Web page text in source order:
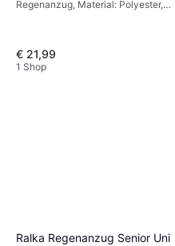
Wetterfest
Regenanzug, Material: Polyester,
€ 21,99
1 Shop
Ralka Regenanzug Senior Uni